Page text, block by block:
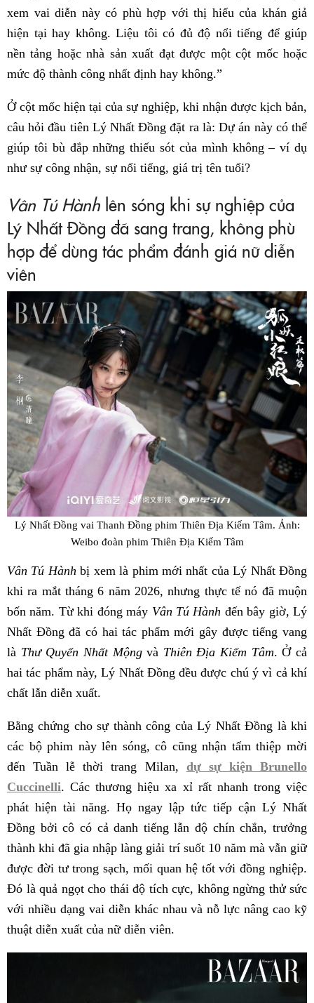
xem vai diễn này có phù hợp với thị hiếu của khán giả
hiện tại hay không. Liệu tôi có đủ độ nổi tiếng để giúp
nền tảng hoặc nhà sản xuất đạt được một cột mốc hoặc
mức độ thành công nhất định hay không.”
Ở cột mốc hiện tại của sự nghiệp, khi nhận được kịch bản,
câu hỏi đầu tiên Lý Nhất Đồng đặt ra là: Dự án này có thể
giúp tôi bù đắp những thiếu sót của mình không – ví dụ
như sự công nhận, sự nổi tiếng, giá trị tên tuổi?
Vân Tú Hành lên sóng khi sự nghiệp của
Lý Nhất Đồng đã sang trang, không phù
hợp để dùng tác phẩm đánh giá nữ diễn
viên
Lý Nhất Đồng vai Thanh Đồng phim Thiên Địa Kiếm Tâm. Ảnh:
Weibo đoàn phim Thiên Địa Kiếm Tâm
Vân Tú Hành bị xem là phim mới nhất của Lý Nhất Đồng
khi ra mắt tháng 6 năm 2026, nhưng thực tế nó đã muộn
bốn năm. Từ khi đóng máy Vân Tú Hành đến bây giờ, Lý
Nhất Đồng đã có hai tác phẩm mới gây được tiếng vang
là Thư Quyển Nhất Mộngvà Thiên Địa Kiếm Tâm. Ở cả
hai tác phẩm này, Lý Nhất Đồng đều được chú ý vì cả khí
chất lẫn diễn xuất.
Bằng chứng cho sự thành công của Lý Nhất Đồng là khi
các bộ phim này lên sóng, cô cũng nhận tấm thiệp mời
đến Tuần lễ thời trang Milan, dự sự kiện Brunello
Cuccinelli. Các thương hiệu xa xỉ rất nhanh trong việc
phát hiện tài năng. Họ ngay lập tức tiếp cận Lý Nhất
Đồng bởi cô có cả danh tiếng lẫn độ chín chắn, trưởng
thành khi đã gia nhập làng giải trí suốt 10 năm mà vẫn giữ
được đời tư trong sạch, mối quan hệ tốt với đồng nghiệp.
Đó là quả ngọt cho thái độ tích cực, không ngừng thử sức
với nhiều dạng vai diễn khác nhau và nỗ lực nâng cao kỹ
thuật diễn xuất của nữ diễn viên.